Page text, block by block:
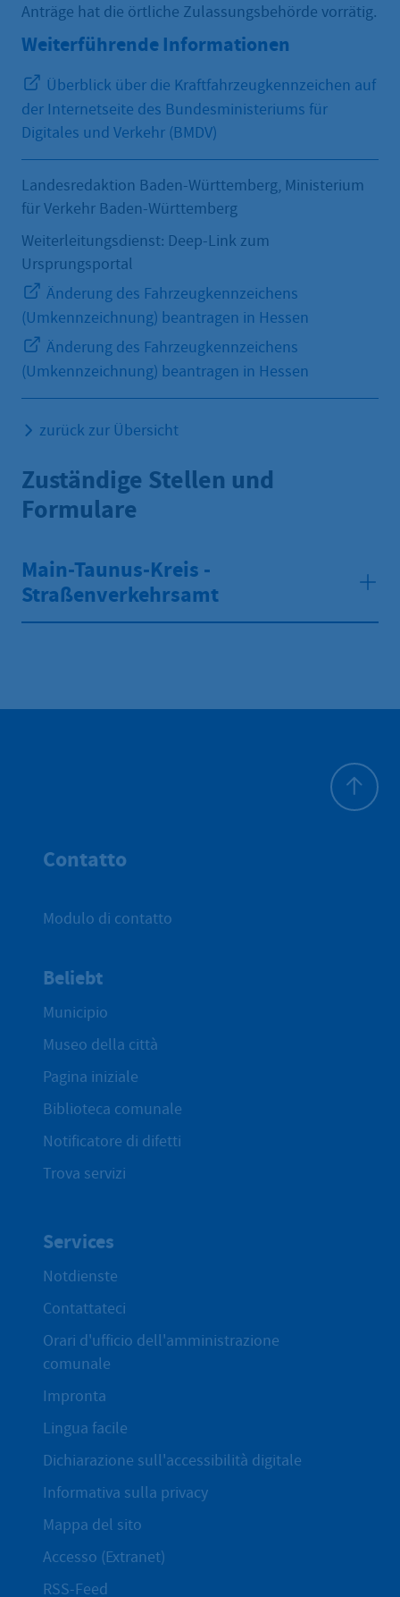
Anträge hat die örtliche Zulassungsbehörde vorrätig.
Weiterführende Informationen
Überblick über die Kraftfahrzeugkennzeichen auf
der Internetseite des Bundesministeriums für
Digitales und Verkehr (BMDV)
Landesredaktion Baden-Württemberg, Ministerium
für Verkehr Baden-Württemberg
Weiterleitungsdienst: Deep-Link zum
Ursprungsportal
Änderung des Fahrzeugkennzeichens
(Umkennzeichnung) beantragen in Hessen
Änderung des Fahrzeugkennzeichens
(Umkennzeichnung) beantragen in Hessen
zurück zur Übersicht
Zuständige Stellen und
Formulare
Main-Taunus-Kreis -
Straßenverkehrsamt
Contatto
Modulo di contatto
Beliebt
Municipio
Museo della città
Pagina iniziale
Biblioteca comunale
Notificatore di difetti
Trova servizi
Services
Notdienste
Contattateci
Orari d'ufficio dell'amministrazione
comunale
Impronta
Lingua facile
Dichiarazione sull'accessibilità digitale
Informativa sulla privacy
Mappa del sito
Accesso (Extranet)
RSS-Feed